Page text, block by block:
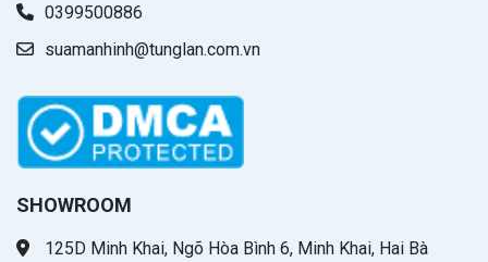
0399500886
suamanhinh@tunglan.com.vn
SHOWROOM
125D Minh Khai, Ngõ Hòa Bình 6, Minh Khai, Hai Bà